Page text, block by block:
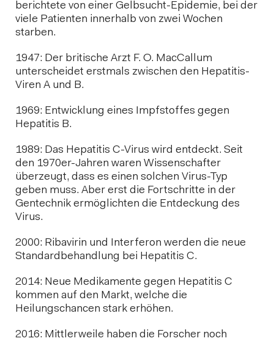
berichtete von einer Gelbsucht-Epidemie, bei der
viele Patienten innerhalb von zwei Wochen
starben.
1947: Der britische Arzt F. O. MacCallum
unterscheidet erstmals zwischen den Hepatitis-
Viren A und B.
1969: Entwicklung eines Impfstoffes gegen
Hepatitis B.
1989: Das Hepatitis C-Virus wird entdeckt. Seit
den 1970er-Jahren waren Wissenschafter
überzeugt, dass es einen solchen Virus-Typ
geben muss. Aber erst die Fortschritte in der
Gentechnik ermöglichten die Entdeckung des
Virus.
2000: Ribavirin und Interferon werden die neue
Standardbehandlung bei Hepatitis C.
2014: Neue Medikamente gegen Hepatitis C
kommen auf den Markt, welche die
Heilungschancen stark erhöhen.
2016: Mittlerweile haben die Forscher noch